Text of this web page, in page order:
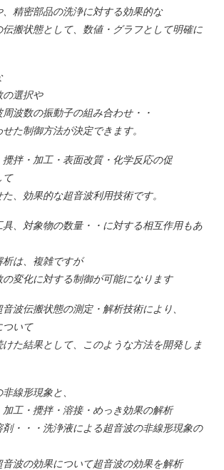
精密部品の洗浄に対する効果的な
搬状態として、数値・グラフとして明確に
選択や
波数の振動子の組み合わせ・・
た制御方法が決定できます。
攪拌・加工・表面改質・化学反応の促
て
、効果的な超音波利用技術です。
具、対象物の数量・・に対する相互作用もあ
は、複雑ですが
変化に対する制御が可能になります
波伝搬状態の測定・解析技術により、
いて
た結果として、このような方法を開発しま
線形現象と、
攪拌・溶接・めっき効果の解析
・・・洗浄液による超音波の非線形現象の
波の効果について超音波の効果を解析